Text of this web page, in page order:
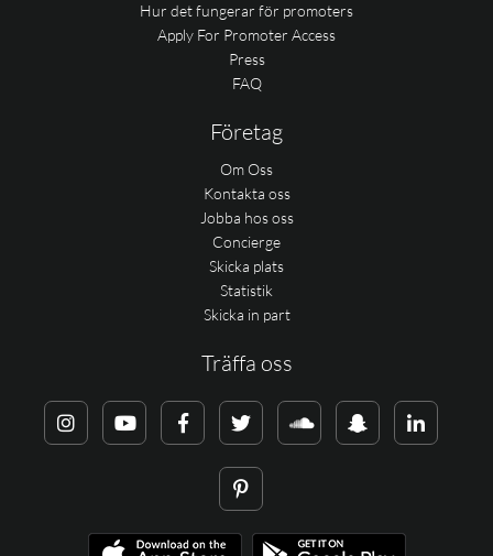
Hur det fungerar för promoters
Apply For Promoter Access
Press
FAQ
Företag
Om Oss
Kontakta oss
Jobba hos oss
Concierge
Skicka plats
Statistik
Skicka in part
Träffa oss